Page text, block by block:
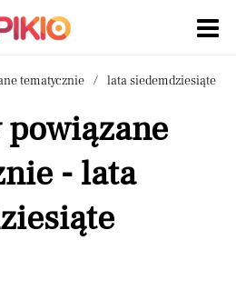
tematycznie lata siedemdziesiąte
- lata